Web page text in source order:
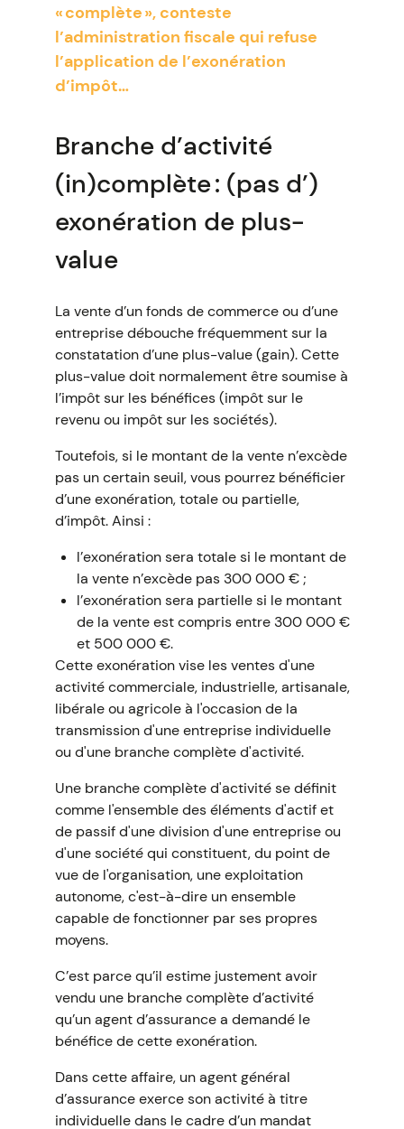
« complète », conteste
l’administration fiscale qui refuse
l’application de l’exonération
d’impôt…
Branche d’activité
(in)complète : (pas d’)
exonération de plus-
value
La vente d’un fonds de commerce ou d’une
entreprise débouche fréquemment sur la
constatation d’une plus-value (gain). Cette
plus-value doit normalement être soumise à
l’impôt sur les bénéfices (impôt sur le
revenu ou impôt sur les sociétés).
Toutefois, si le montant de la vente n’excède
pas un certain seuil, vous pourrez bénéficier
d’une exonération, totale ou partielle,
d’impôt. Ainsi :
l’exonération sera totale si le montant de
la vente n’excède pas 300 000 € ;
l’exonération sera partielle si le montant
de la vente est compris entre 300 000 €
et 500 000 €.
Cette exonération vise les ventes d'une
activité commerciale, industrielle, artisanale,
libérale ou agricole à l'occasion de la
transmission d'une entreprise individuelle
ou d'une branche complète d'activité.
Une branche complète d'activité se définit
comme l'ensemble des éléments d'actif et
de passif d'une division d'une entreprise ou
d'une société qui constituent, du point de
vue de l'organisation, une exploitation
autonome, c'est-à-dire un ensemble
capable de fonctionner par ses propres
moyens.
C’est parce qu’il estime justement avoir
vendu une branche complète d’activité
qu’un agent d’assurance a demandé le
bénéfice de cette exonération.
Dans cette affaire, un agent général
d’assurance exerce son activité à titre
individuelle dans le cadre d’un mandat